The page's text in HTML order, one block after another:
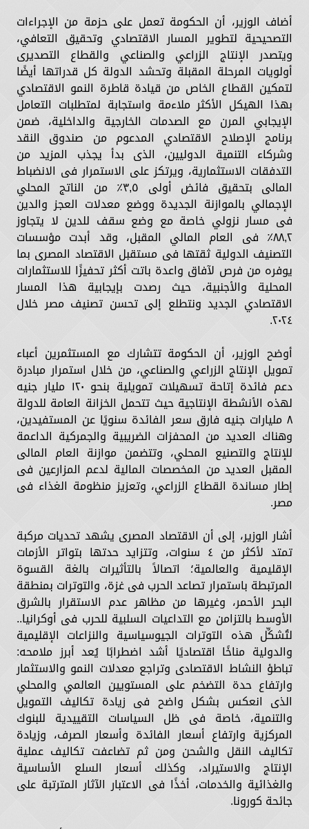
أضاف الوزير، أن الحكومة تعمل على حزمة من الإجراءات
التصحيحية لتطوير المسار الاقتصادي وتحقيق التعافي،
ويتصدر الإنتاج الزراعي والصناعي والقطاع التصديرى
أولويات المرحلة المقبلة وتحشد الدولة كل قدراتها أيضًا
لتمكين القطاع الخاص من قيادة قاطرة النمو الاقتصادي
بهذا الهيكل الأكثر ملاءمة واستجابة لمتطلبات التعامل
الإيجابي المرن مع الصدمات الخارجية والداخلية، ضمن
برنامج الإصلاح الاقتصادي المدعوم من صندوق النقد
وشركاء التنمية الدوليين، الذى بدأ يجذب المزيد من
التدفقات الاستثمارية، ويرتكز على الاستمرار فى الانضباط
المالى بتحقيق فائض أولى ٣,٥٪ من الناتج المحلي
الإجمالي بالموازنة الجديدة ووضع معدلات العجز والدين
فى مسار نزولي خاصة مع وضع سقف للدين لا يتجاوز
٨٨,٢٪ فى العام المالي المقبل، وقد أبدت مؤسسات
التصنيف الدولية ثقتها فى مستقبل الاقتصاد المصرى بما
يوفره من فرص لآفاق واعدة باتت أكثر تحفيزًا للاستثمارات
المحلية والأجنبية، حيث رصدت بإيجابية هذا المسار
الاقتصادي الجديد ونتطلع إلى تحسن تصنيف مصر خلال
٢٠٢٤.
أوضح الوزير، أن الحكومة تتشارك مع المستثمرين أعباء
تمويل الإنتاج الزراعي والصناعي، من خلال استمرار مبادرة
دعم فائدة إتاحة تسهيلات تمويلية بنحو ١٢٠ مليار جنيه
لهذه الأنشطة الإنتاجية حيث تتحمل الخزانة العامة للدولة
٨ مليارات جنيه فارق سعر الفائدة سنويًا عن المستفيدين،
وهناك العديد من المحفزات الضريبية والجمركية الداعمة
للإنتاج والتصنيع المحلي، وتتضمن موازنة العام المالى
المقبل العديد من المخصصات المالية لدعم المزارعين فى
إطار مساندة القطاع الزراعي، وتعزيز منظومة الغذاء فى
مصر.
أشار الوزير، إلى أن الاقتصاد المصرى يشهد تحديات مركبة
تمتد لأكثر من ٤ سنوات، وتتزايد حدتها بتواتر الأزمات
الإقليمية والعالمية؛ اتصالاً بالتأثيرات بالغة القسوة
المرتبطة باستمرار تصاعد الحرب فى غزة، والتوترات بمنطقة
البحر الأحمر، وغيرها من مظاهر عدم الاستقرار بالشرق
الأوسط بالتزامن مع التداعيات السلبية للحرب فى أوكرانيا..
لتُشكِّل هذه التوترات الجيوسياسية والنزاعات الإقليمية
والدولية مناخًا اقتصاديًا أشد اضطرابًا يُعد أبرز ملامحه:
تباطؤ النشاط الاقتصادى وتراجع معدلات النمو والاستثمار
وارتفاع حدة التضخم على المستويين العالمي والمحلي
الذى انعكس بشكل واضح فى زيادة تكاليف التمويل
والتنمية، خاصة فى ظل السياسات التقييدية للبنوك
المركزية وارتفاع أسعار الفائدة وأسعار الصرف، وزيادة
تكاليف النقل والشحن ومن ثم تضاعفت تكاليف عملية
الإنتاج والاستيراد، وكذلك أسعار السلع الأساسية
والغذائية والخدمات، أخذًا فى الاعتبار الآثار المترتبة على
جائحة كورونا.